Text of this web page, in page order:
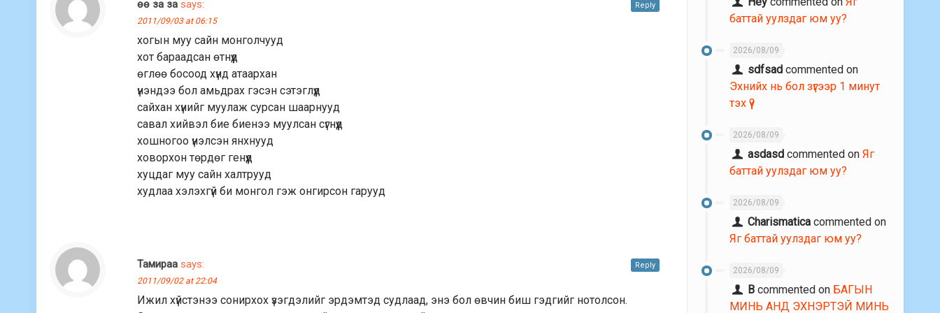
өө за за says:
2011/09/03 at 06:15
хогын муу сайн монголчууд
хот бараадсан өтнүүд
өглөө босоод хүнд атаархан
үнэндээ бол амьдрах гэсэн сэтэглүүд
сайхан хүнийг муулаж сурсан шаарнууд
савал хийвэл бие биенээ муулсан сүгнүүд
хошногоо үнэлсэн янхнууд
ховорхон төрдөг генүүд
хуцдаг муу сайн халтрууд
худлаа хэлэхгүй би монгол гэж онгирсон гарууд
Reply
Тамираа says:
2011/09/02 at 22:04
Ижил хүйстэнээ сонирхох үзэгдэлийг эрдэмтэд судлаад, энэ бол өвчин биш гэдгийг нотолсон.
Reply
баттай уулздаг юм уу?
2026/08/09
sdfsad commented on
Эхнийх нь бол зүгээр 1 минут
тэх үү?
2026/08/09
asdasd commented onЯг
баттай уулздаг юм уу?
2026/08/09
Charismatica commented on
Яг баттай уулздаг юм уу?
2026/08/09
В commented on БАГЫН
МИНЬ АНД ЭХНЭРТЭЙ МИНЬ